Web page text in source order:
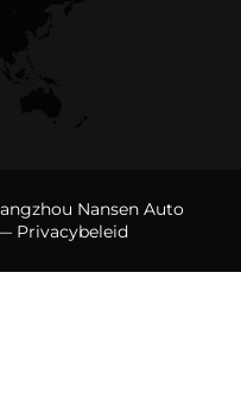
Nansen Auto
Privacybeleid